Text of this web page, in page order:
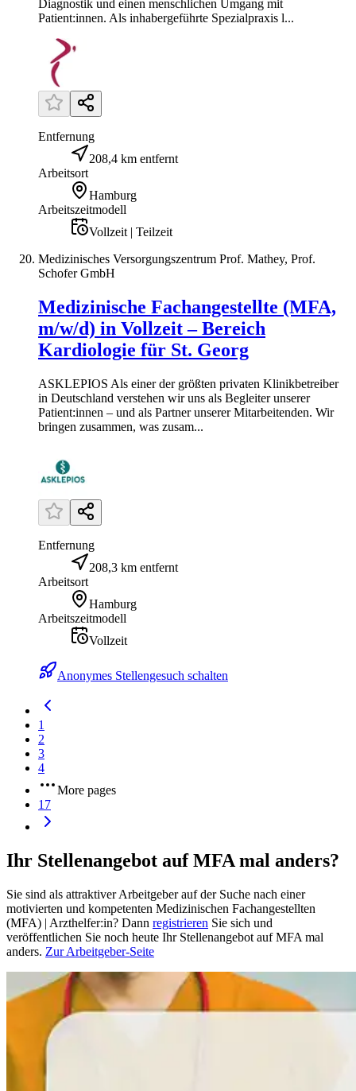
Diagnostik und einen menschlichen Umgang mit
Patient:innen. Als inhabergeführte Spezialpraxis l...
Entfernung
208,4 km entfernt
Arbeitsort
Hamburg
Arbeitszeitmodell
Vollzeit | Teilzeit
Medizinisches Versorgungszentrum Prof. Mathey, Prof.
Schofer GmbH
Medizinische Fachangestellte (MFA,
m/w/d) in Vollzeit – Bereich
Kardiologie für St. Georg
ASKLEPIOS Als einer der größten privaten Klinikbetreiber
in Deutschland verstehen wir uns als Begleiter unserer
Patient:innen – und als Partner unserer Mitarbeitenden. Wir
bringen zusammen, was zusam...
Entfernung
208,3 km entfernt
Arbeitsort
Hamburg
Arbeitszeitmodell
Vollzeit
Anonymes Stellengesuch schalten
1
2
3
4
More pages
17
Ihr Stellenangebot auf MFA mal anders?
Sie sind als attraktiver Arbeitgeber auf der Suche nach einer
motivierten und kompetenten Medizinischen Fachangestellten
(MFA) | Arzthelfer:in? Dann registrieren Sie sich und
veröffentlichen Sie noch heute Ihr Stellenangebot auf MFA mal
anders. Zur Arbeitgeber-Seite